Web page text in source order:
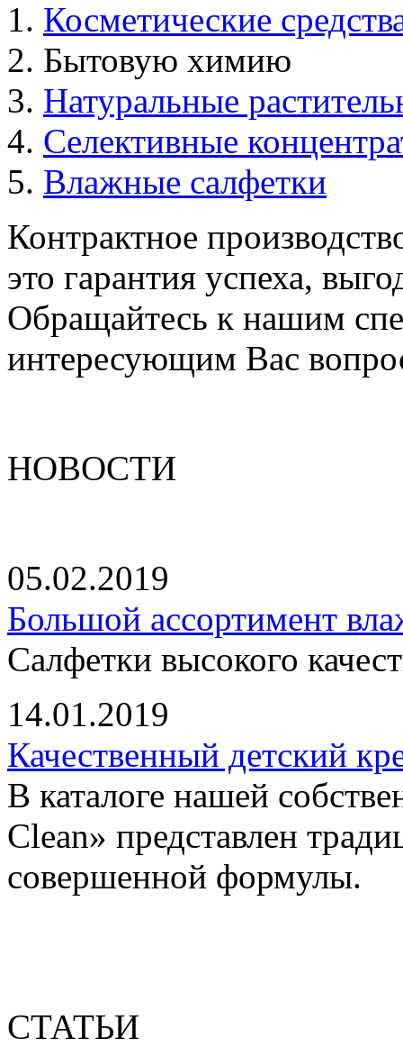
Косметические
Бытовую химию
Натуральные
Селективные
Влажные салфетки
Контрактное
это гарантия успеха,
Обращайтесь к нашим
интересующим Вас
НОВОСТИ
05.02.2019
Большой ассортимент
Салфетки высокого
14.01.2019
Качественный детский
В каталоге нашей
Clean» представлен
совершенной формулы.
СТАТЬИ